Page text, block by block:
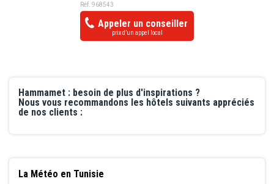
Réf. 968543
Appeler un conseiller
prix d’un appel local
Hammamet : besoin de plus d'inspirations ?
Nous vous recommandons les hôtels suivants appréciés
de nos clients :
La Météo en Tunisie